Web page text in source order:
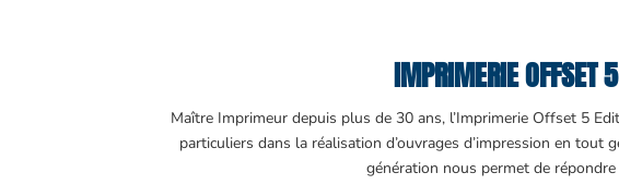
IMPRIMERIE OFFSET
Maître Imprimeur depuis plus de 30 ans, l’Imprimerie Offset 5
particuliers dans la réalisation d’ouvrages d’impression en tout
génération nous permet de